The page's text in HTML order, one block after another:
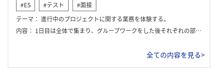
#ES
#テスト
#面接
テーマ： 進行中のプロジェクトに関する業務を体験する。
内容： 1日目は全体で集まり、グループワークをした後それぞれの部署に配属される。 2-4日目は、午前中に各部署の説明会があり、午後は配属先で研修。 5日目は配属先の研修に加え、自身の夢のビジョンについて部長クラスにプレゼン。全行程が終了した後、全体で懇親会を行い解散。
全ての内容を見る>